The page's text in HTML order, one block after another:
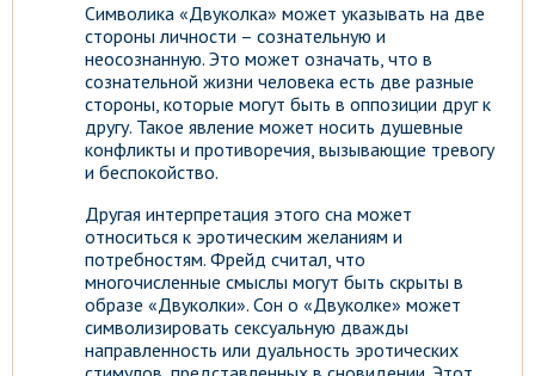
Символика «Двуколка» может указывать на две
стороны личности – сознательную и
неосознанную. Это может означать, что в
сознательной жизни человека есть две разные
стороны, которые могут быть в оппозиции друг к
другу. Такое явление может носить душевные
конфликты и противоречия, вызывающие тревогу
и беспокойство.
Другая интерпретация этого сна может
относиться к эротическим желаниям и
потребностям. Фрейд считал, что
многочисленные смыслы могут быть скрыты в
образе «Двуколки». Сон о «Двуколке» может
символизировать сексуальную дважды
направленность или дуальность эротических